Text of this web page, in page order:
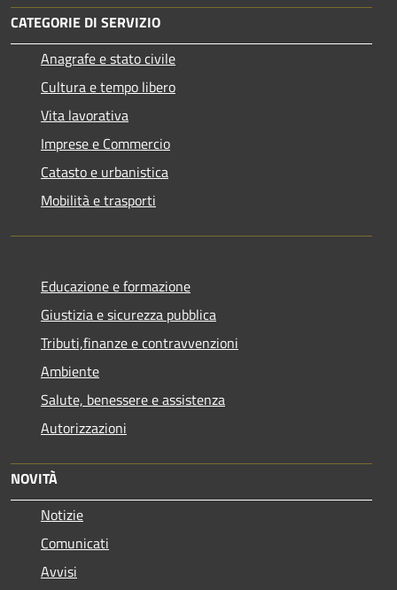
CATEGORIE DI SERVIZIO
Anagrafe e stato civile
Cultura e tempo libero
Vita lavorativa
Imprese e Commercio
Catasto e urbanistica
Mobilità e trasporti
Educazione e formazione
Giustizia e sicurezza pubblica
Tributi,finanze e contravvenzioni
Ambiente
Salute, benessere e assistenza
Autorizzazioni
NOVITÀ
Notizie
Comunicati
Avvisi